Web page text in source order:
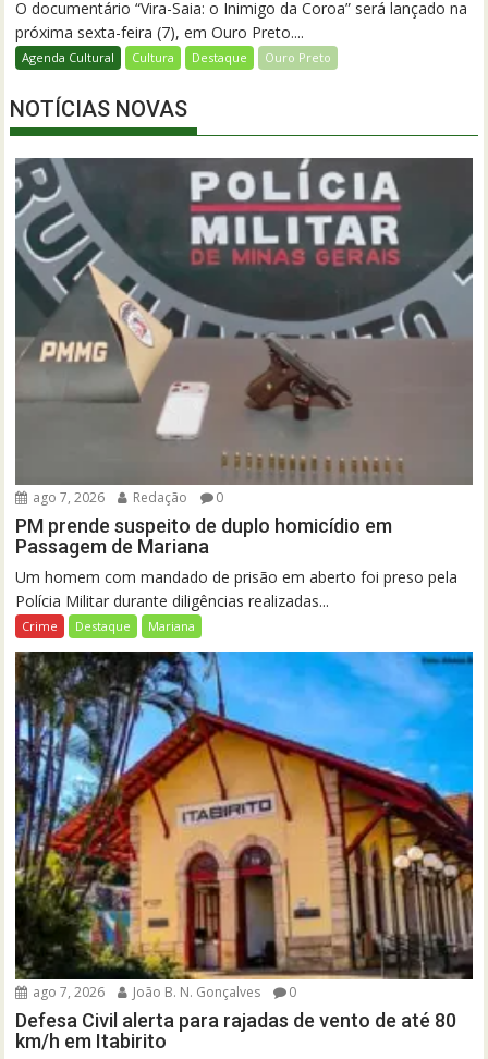
O documentário “Vira-Saia: o Inimigo da Coroa” será lançado na
próxima sexta-feira (7), em Ouro Preto....
Agenda Cultural Cultura Destaque Ouro Preto
NOTÍCIAS NOVAS
ago 7, 2026 Redação 0
PM prende suspeito de duplo homicídio em
Passagem de Mariana
Um homem com mandado de prisão em aberto foi preso pela
Polícia Militar durante diligências realizadas...
Crime Destaque Mariana
ago 7, 2026 João B. N. Gonçalves 0
Defesa Civil alerta para rajadas de vento de até 80
km/h em Itabirito